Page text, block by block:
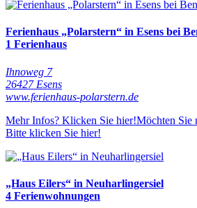
Ferienhaus „Polarstern“ in Esens bei
1 Ferienhaus
Ihnoweg 7
26427 Esens
www.ferienhaus-polarstern.de
Mehr Infos? Klicken Sie hier!Möchten Sie
Bitte klicken Sie hier!
„Haus Eilers“ in Neuharlingersiel
4 Ferienwohnungen